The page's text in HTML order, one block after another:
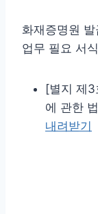
화재증명원 발
업무 필요 서
[별지 제
에 관한
내려받기